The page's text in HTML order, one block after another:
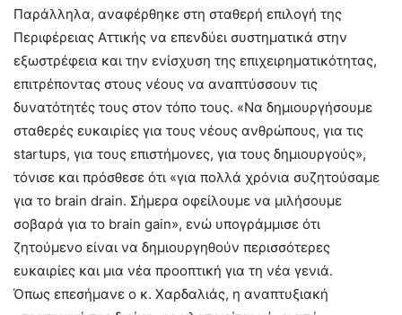
Παράλληλα, αναφέρθηκε στη σταθερή επιλογή της
Περιφέρειας Αττικής να επενδύει συστηματικά στην
εξωστρέφεια και την ενίσχυση της επιχειρηματικότητας,
επιτρέποντας στους νέους να αναπτύσσουν τις
δυνατότητές τους στον τόπο τους. «Να δημιουργήσουμε
σταθερές ευκαιρίες για τους νέους ανθρώπους, για τις
startups, για τους επιστήμονες, για τους δημιουργούς»,
τόνισε και πρόσθεσε ότι «για πολλά χρόνια συζητούσαμε
για το brain drain. Σήμερα οφείλουμε να μιλήσουμε
σοβαρά για το brain gain», ενώ υπογράμμισε ότι
ζητούμενο είναι να δημιουργηθούν περισσότερες
ευκαιρίες και μια νέα προοπτική για τη νέα γενιά.
Όπως επεσήμανε ο κ. Χαρδαλιάς, η αναπτυξιακή